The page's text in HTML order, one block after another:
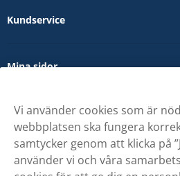
Kundservice
Mina sidor
Om oss
Vi använder cookies som är
webbplatsen ska fungera
samtycker genom att klicka på
använder vi och våra